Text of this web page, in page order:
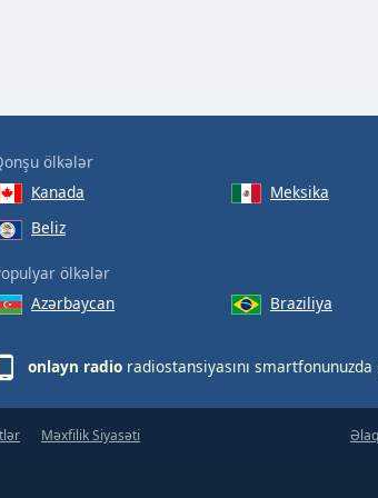
ölkələr
Kanada
Meksika
Beliz
ölkələr
Azərbaycan
Braziliya
onlayn radio radiostansiyasını
Məxfilik Siyasəti